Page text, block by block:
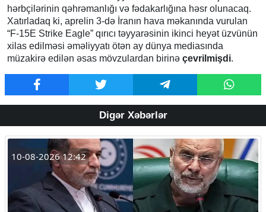
hərbçilərinin qəhrəmanlığı və fədakarlığına həsr olunacaq.
Xatırladaq ki, aprelin 3-də İranın hava məkanında vurulan
“F-15E Strike Eagle” qırıcı təyyarəsinin ikinci heyət üzvünün
xilas edilməsi əməliyyatı ötən ay dünya mediasında
müzakirə edilən əsas mövzulardan birinə çevrilmişdi.
Digər Xəbərlər
10-08-2026 12:42